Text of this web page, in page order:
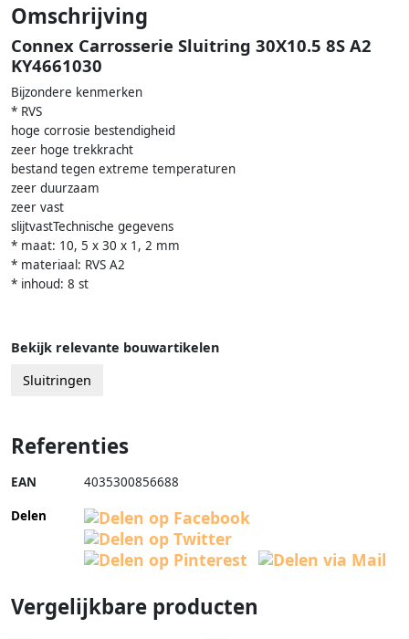
Omschrijving
Connex Carrosserie Sluitring 30X10.5 8S A2
KY4661030
Bijzondere kenmerken
* RVS
hoge corrosie bestendigheid
zeer hoge trekkracht
bestand tegen extreme temperaturen
zeer duurzaam
zeer vast
slijtvastTechnische gegevens
* maat: 10, 5 x 30 x 1, 2 mm
* materiaal: RVS A2
* inhoud: 8 st
Bekijk relevante bouwartikelen
Sluitringen
Referenties
EAN 4035300856688
Delen
Vergelijkbare producten